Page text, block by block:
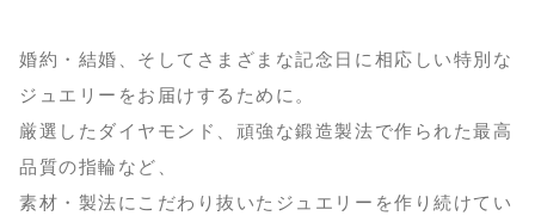
婚約・結婚、そしてさまざまな記念日に相応しい特別な
ジュエリーをお届けするために。
厳選したダイヤモンド、頑強な鍛造製法で作られた最高
品質の指輪など、
素材・製法にこだわり抜いたジュエリーを作り続けてい